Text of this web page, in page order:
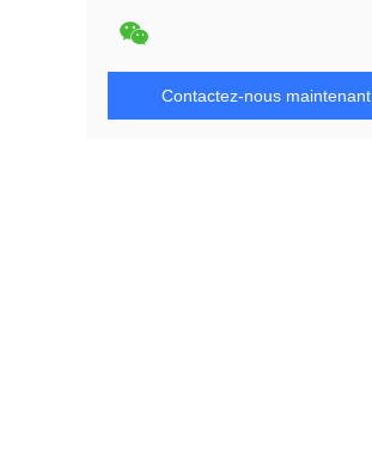
Contactez-nous maintenant